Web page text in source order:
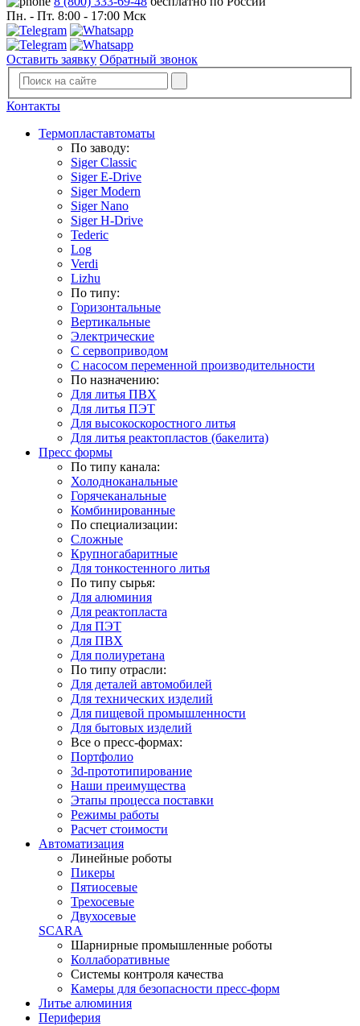
Пн. - Пт. 8:00 - 17:00 Мск
Оставить заявку Обратный звонок
Контакты
Термопластавтоматы
По заводу:
Siger Classic
Siger E-Drive
Siger Modern
Siger Nano
Siger H-Drive
Tederic
Log
Verdi
Lizhu
По типу:
Горизонтальные
Вертикальные
Электрические
С сервоприводом
С насосом переменной производительности
По назначению:
Для литья ПВХ
Для литья ПЭТ
Для высокоскоростного литья
Для литья реактопластов (бакелита)
Пресс формы
По типу канала:
Холодноканальные
Горячеканальные
Комбинированные
По специализации:
Сложные
Крупногабаритные
Для тонкостенного литья
По типу сырья:
Для алюминия
Для реактопласта
Для ПЭТ
Для ПВХ
Для полиуретана
По типу отрасли:
Для деталей автомобилей
Для технических изделий
Для пищевой промышленности
Для бытовых изделий
Все о пресс-формах:
Портфолио
3d-прототипирование
Наши преимущества
Этапы процесса поставки
Режимы работы
Расчет стоимости
Автоматизация
Линейные роботы
Пикеры
Пятиосевые
Трехосевые
Двухосевые
SCARA
Шарнирные промышленные роботы
Коллаборативные
Системы контроля качества
Камеры для безопасности пресс-форм
Литье алюминия
Периферия